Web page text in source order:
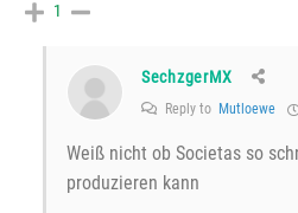
1
SechzgerMX
Reply to Mutloewe
Weiß nicht ob Societas so
produzieren kann